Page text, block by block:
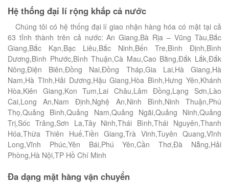
Hệ thống đại lí rộng khắp cả nước
Chúng tôi có hệ thống đại lí giao nhận hàng hóa có mặt tại cả
63 tỉnh thành trên cả nước: An Giang,Bà Rịa – Vũng Tàu,Bắc
Giang,Bắc Kạn,Bạc Liêu,Bắc Ninh,Bến Tre,Bình Định,Bình
Dương,Bình Phước,Bình Thuận,Cà Mau,Cao Bằng,Đắk Lắk,Đắk
Nông,Điện Biên,Đồng Nai,Đồng Tháp,Gia Lai,Hà Giang,Hà
Nam,Hà Tĩnh,Hải Dương,Hậu Giang,Hòa Bình,Hưng Yên,Khánh
Hòa,Kiên Giang,Kon Tum,Lai Châu,Lâm Đồng,Lạng Sơn,Lào
Cai,Long An,Nam Định,Nghệ An,Ninh Bình,Ninh Thuận,Phú
Thọ,Quảng Bình,Quảng Nam,Quảng Ngãi,Quảng Ninh,Quảng
Trị,Sóc Trăng,Sơn La,Tây Ninh,Thái Bình,Thái Nguyên,Thanh
Hóa,Thừa Thiên Huế,Tiền Giang,Trà Vinh,Tuyên Quang,Vĩnh
Long,Vĩnh Phúc,Yên Bái,Phú Yên,Cần Thơ,Đà Nẵng,Hải
Phòng,Hà Nội,TP Hồ Chí Minh
Đa dạng mặt hàng vận chuyển